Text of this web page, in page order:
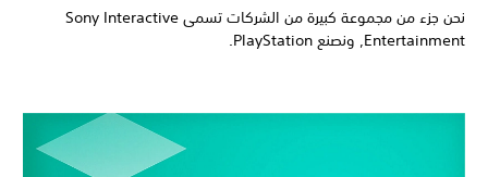
نحن جزء من مجموعة كبيرة من الشركات تسمى Sony Interactive
Entertainment, ونصنع PlayStation‏.